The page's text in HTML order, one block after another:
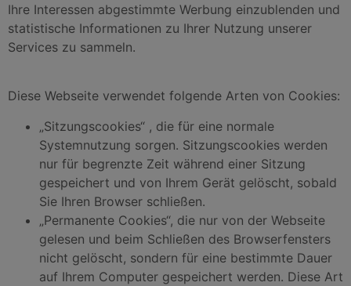
Ihre Interessen abgestimmte Werbung einzublenden und
statistische Informationen zu Ihrer Nutzung unserer
Services zu sammeln.
Diese Webseite verwendet folgende Arten von Cookies:
„Sitzungscookies“ , die für eine normale
Systemnutzung sorgen. Sitzungscookies werden
nur für begrenzte Zeit während einer Sitzung
gespeichert und von Ihrem Gerät gelöscht, sobald
Sie Ihren Browser schließen.
„Permanente Cookies“, die nur von der Webseite
gelesen und beim Schließen des Browserfensters
nicht gelöscht, sondern für eine bestimmte Dauer
auf Ihrem Computer gespeichert werden. Diese Art